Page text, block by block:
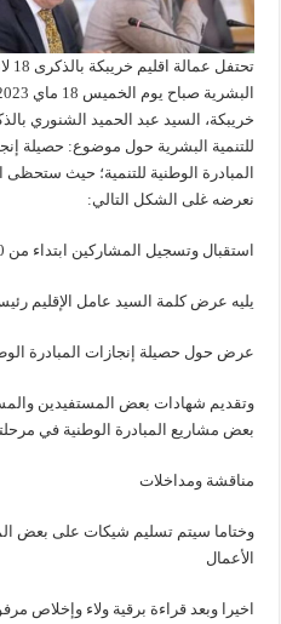
للتنمية البشرية حول موضوع: حصيلة
المبادرة الوطنية للتنمية؛ حيث ستحظى
نعرضه غلى الشكل التالي:
استقبال وتسجيل المشاركين ابتداء من 9:30 إلى 10:00 صباحا
يليه عرض كلمة السيد عامل الإقليم رئيس
عرض حول حصيلة إنجازات المبادرة
وتقديم شهادات بعض المستفيدين
بعض مشاريع المبادرة الوطنية في
مناقشة ومداخلات
وختاما سيتم تسليم شيكات على بعض
الأعمال
اخيرا وبعد قراءة برقية ولاء وإخلاص